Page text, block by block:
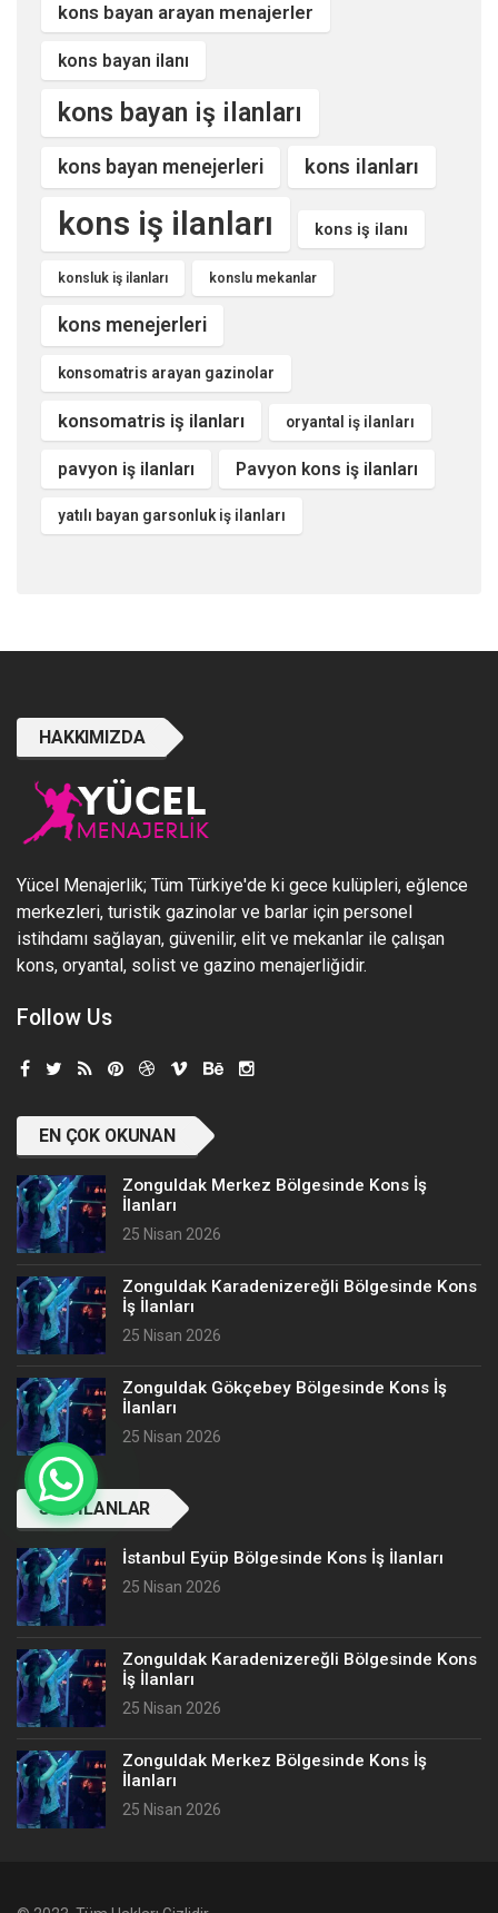
kons bayan arayan menajerler
kons bayan ilanı
kons bayan iş ilanları
kons bayan menejerleri kons ilanları
kons iş ilanları kons iş ilanı
konsluk iş ilanları konslu mekanlar
kons menejerleri
konsomatris arayan gazinolar
konsomatris iş ilanları oryantal iş ilanları
pavyon iş ilanları Pavyon kons iş ilanları
yatılı bayan garsonluk iş ilanları
HAKKIMIZDA
Yücel Menajerlik; Tüm Türkiye'de ki gece kulüpleri, eğlence
merkezleri, turistik gazinolar ve barlar için personel
istihdamı sağlayan, güvenilir, elit ve mekanlar ile çalışan
kons, oryantal, solist ve gazino menajerliğidir.
Follow Us
EN ÇOK OKUNAN
Zonguldak Merkez Bölgesinde Kons İş
İlanları
25 Nisan 2026
Zonguldak Karadenizereğli Bölgesinde Kons
İş İlanları
25 Nisan 2026
Zonguldak Gökçebey Bölgesinde Kons İş
İlanları
25 Nisan 2026
SON İLANLAR
İstanbul Eyüp Bölgesinde Kons İş İlanları
25 Nisan 2026
Zonguldak Karadenizereğli Bölgesinde Kons
İş İlanları
25 Nisan 2026
Zonguldak Merkez Bölgesinde Kons İş
İlanları
25 Nisan 2026